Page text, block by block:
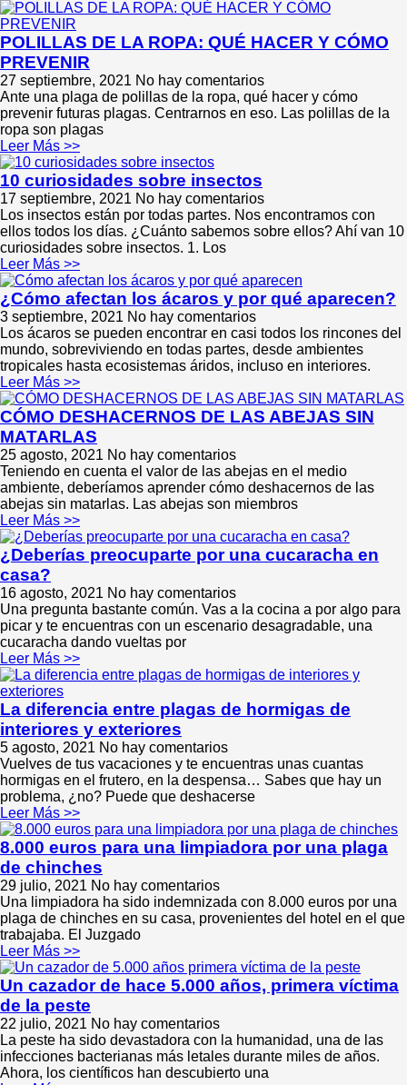
POLILLAS DE LA ROPA: QUÉ HACER Y CÓMO
PREVENIR
27 septiembre, 2021 No hay comentarios
Ante una plaga de polillas de la ropa, qué hacer y cómo
prevenir futuras plagas. Centrarnos en eso. Las polillas de la
ropa son plagas
Leer Más >>
10 curiosidades sobre insectos
17 septiembre, 2021 No hay comentarios
Los insectos están por todas partes. Nos encontramos con
ellos todos los días. ¿Cuánto sabemos sobre ellos? Ahí van 10
curiosidades sobre insectos. 1. Los
Leer Más >>
¿Cómo afectan los ácaros y por qué aparecen?
3 septiembre, 2021 No hay comentarios
Los ácaros se pueden encontrar en casi todos los rincones del
mundo, sobreviviendo en todas partes, desde ambientes
tropicales hasta ecosistemas áridos, incluso en interiores.
Leer Más >>
CÓMO DESHACERNOS DE LAS ABEJAS SIN
MATARLAS
25 agosto, 2021 No hay comentarios
Teniendo en cuenta el valor de las abejas en el medio
ambiente, deberíamos aprender cómo deshacernos de las
abejas sin matarlas. Las abejas son miembros
Leer Más >>
¿Deberías preocuparte por una cucaracha en
casa?
16 agosto, 2021 No hay comentarios
Una pregunta bastante común. Vas a la cocina a por algo para
picar y te encuentras con un escenario desagradable, una
cucaracha dando vueltas por
Leer Más >>
La diferencia entre plagas de hormigas de
interiores y exteriores
5 agosto, 2021 No hay comentarios
Vuelves de tus vacaciones y te encuentras unas cuantas
hormigas en el frutero, en la despensa… Sabes que hay un
problema, ¿no? Puede que deshacerse
Leer Más >>
8.000 euros para una limpiadora por una plaga
de chinches
29 julio, 2021 No hay comentarios
Una limpiadora ha sido indemnizada con 8.000 euros por una
plaga de chinches en su casa, provenientes del hotel en el que
trabajaba. El Juzgado
Leer Más >>
Un cazador de hace 5.000 años, primera víctima
de la peste
22 julio, 2021 No hay comentarios
La peste ha sido devastadora con la humanidad, una de las
infecciones bacterianas más letales durante miles de años.
Ahora, los científicos han descubierto una